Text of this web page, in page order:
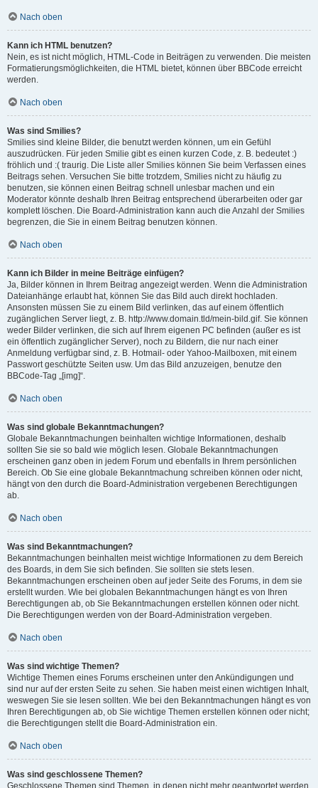
Nach oben
Kann ich HTML benutzen?
Nein, es ist nicht möglich, HTML-Code in Beiträgen zu verwenden. Die meisten
Formatierungsmöglichkeiten, die HTML bietet, können über BBCode erreicht
werden.
Nach oben
Was sind Smilies?
Smilies sind kleine Bilder, die benutzt werden können, um ein Gefühl
auszudrücken. Für jeden Smilie gibt es einen kurzen Code, z. B. bedeutet :)
fröhlich und :( traurig. Die Liste aller Smilies können Sie beim Verfassen eines
Beitrags sehen. Versuchen Sie bitte trotzdem, Smilies nicht zu häufig zu
benutzen, sie können einen Beitrag schnell unlesbar machen und ein
Moderator könnte deshalb Ihren Beitrag entsprechend überarbeiten oder gar
komplett löschen. Die Board-Administration kann auch die Anzahl der Smilies
begrenzen, die Sie in einem Beitrag benutzen können.
Nach oben
Kann ich Bilder in meine Beiträge einfügen?
Ja, Bilder können in Ihrem Beitrag angezeigt werden. Wenn die Administration
Dateianhänge erlaubt hat, können Sie das Bild auch direkt hochladen.
Ansonsten müssen Sie zu einem Bild verlinken, das auf einem öffentlich
zugänglichen Server liegt, z. B. http://www.domain.tld/mein-bild.gif. Sie können
weder Bilder verlinken, die sich auf Ihrem eigenen PC befinden (außer es ist
ein öffentlich zugänglicher Server), noch zu Bildern, die nur nach einer
Anmeldung verfügbar sind, z. B. Hotmail- oder Yahoo-Mailboxen, mit einem
Passwort geschützte Seiten usw. Um das Bild anzuzeigen, benutze den
BBCode-Tag „[img]“.
Nach oben
Was sind globale Bekanntmachungen?
Globale Bekanntmachungen beinhalten wichtige Informationen, deshalb
sollten Sie sie so bald wie möglich lesen. Globale Bekanntmachungen
erscheinen ganz oben in jedem Forum und ebenfalls in Ihrem persönlichen
Bereich. Ob Sie eine globale Bekanntmachung schreiben können oder nicht,
hängt von den durch die Board-Administration vergebenen Berechtigungen
ab.
Nach oben
Was sind Bekanntmachungen?
Bekanntmachungen beinhalten meist wichtige Informationen zu dem Bereich
des Boards, in dem Sie sich befinden. Sie sollten sie stets lesen.
Bekanntmachungen erscheinen oben auf jeder Seite des Forums, in dem sie
erstellt wurden. Wie bei globalen Bekanntmachungen hängt es von Ihren
Berechtigungen ab, ob Sie Bekanntmachungen erstellen können oder nicht.
Die Berechtigungen werden von der Board-Administration vergeben.
Nach oben
Was sind wichtige Themen?
Wichtige Themen eines Forums erscheinen unter den Ankündigungen und
sind nur auf der ersten Seite zu sehen. Sie haben meist einen wichtigen Inhalt,
weswegen Sie sie lesen sollten. Wie bei den Bekanntmachungen hängt es von
Ihren Berechtigungen ab, ob Sie wichtige Themen erstellen können oder nicht;
die Berechtigungen stellt die Board-Administration ein.
Nach oben
Was sind geschlossene Themen?
Geschlossene Themen sind Themen, in denen nicht mehr geantwortet werden